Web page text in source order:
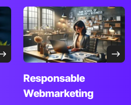
Responsable
Webmarketing